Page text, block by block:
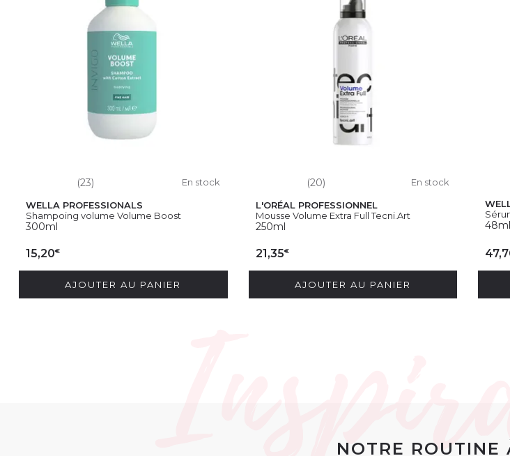
(23) En stock
WELLA PROFESSIONALS
Shampoing volume Volume Boost
300ml
15,20€
AJOUTER AU PANIER
(20) En stock
L'ORÉAL PROFESSIONNEL
Mousse Volume Extra Full Tecni.Art
250ml
21,35€
AJOUTER AU PANIER
48ml
NOTRE ROUTINE